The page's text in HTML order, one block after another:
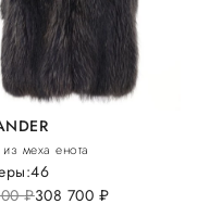
меха енота
руб.308 700 руб.
46